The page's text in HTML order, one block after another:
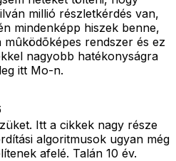
millió részletkérdés van,
mindenképp hiszek benne,
mûködõképes rendszer és ez
nagyobb hatékonyságra
itt Mo-n.
Itt a cikkek nagy része
algoritmusok ugyan még
afelé. Talán 10 év.